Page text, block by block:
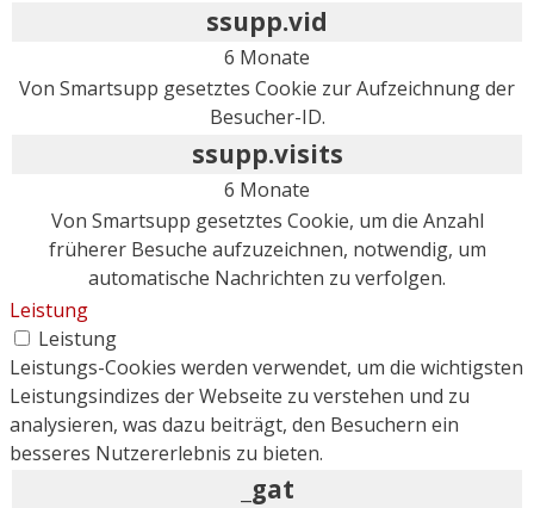
ssupp.vid
6 Monate
Von Smartsupp gesetztes Cookie zur Aufzeichnung der
Besucher-ID.
ssupp.visits
6 Monate
Von Smartsupp gesetztes Cookie, um die Anzahl
früherer Besuche aufzuzeichnen, notwendig, um
automatische Nachrichten zu verfolgen.
Leistung
Leistung
Leistungs-Cookies werden verwendet, um die wichtigsten
Leistungsindizes der Webseite zu verstehen und zu
analysieren, was dazu beiträgt, den Besuchern ein
besseres Nutzererlebnis zu bieten.
_gat